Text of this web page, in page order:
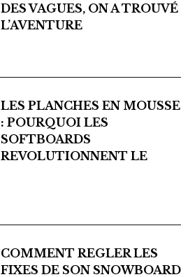
DES VAGUES, ON A TROUVÉ
L’AVENTURE
LES PLANCHES EN MOUSSE
: POURQUOI LES
SOFTBOARDS
REVOLUTIONNENT LE
COMMENT REGLER LES
FIXES DE SON SNOWBOARD